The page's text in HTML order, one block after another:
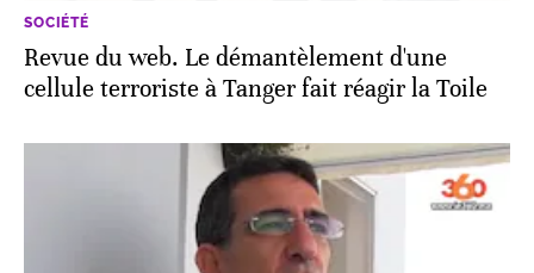
SOCIÉTÉ
Revue du web. Le démantèlement d'une
cellule terroriste à Tanger fait réagir la Toile